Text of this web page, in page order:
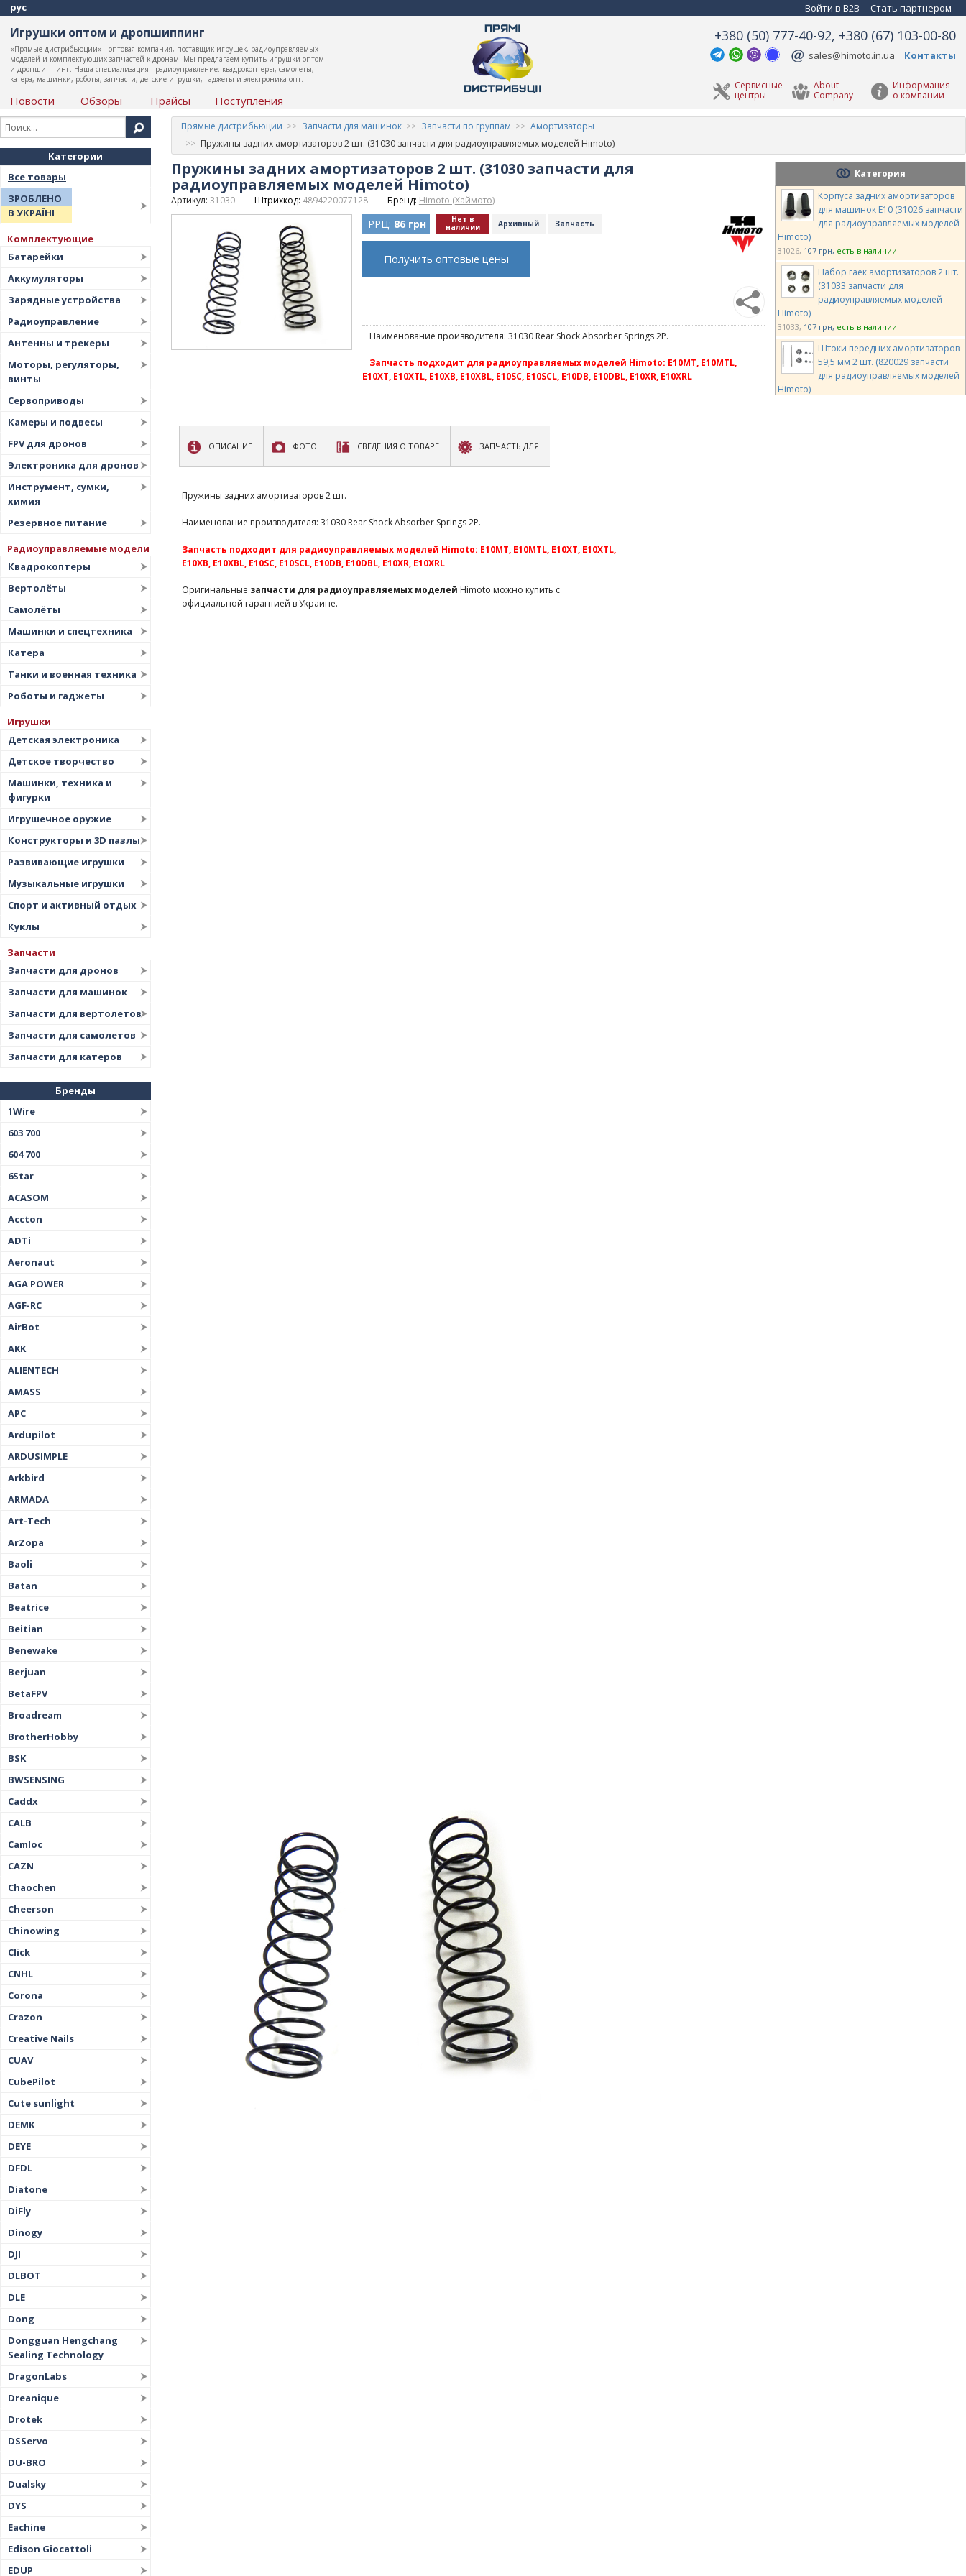
рус Войти в B2B Стать партнером
Игрушки оптом и дропшиппинг
«Прямые дистрибьюции» - оптовая компания, поставщик игрушек, радиоуправляемых
моделей и комплектующих запчастей к дронам. Мы предлагаем купить игрушки оптом
и дропшиппинг. Наша специализация - радиоуправление: квадрокоптеры, самолеты,
катера, машинки, роботы, запчасти, детские игрушки, гаджеты и электроника опт.
Новости Обзоры Прайсы Поступления
+380 (50) 777-40-92, +380 (67) 103-00-80
sales@himoto.in.ua Контакты
Информация
о компании
About
Company
Сервисные
центры
Категории
Все товары
ЗРОБЛЕНО
В УКРАЇНІ
Комплектующие
Батарейки
Аккумуляторы
Зарядные устройства
Радиоуправление
Антенны и трекеры
Моторы, регуляторы,
винты
Сервоприводы
Камеры и подвесы
FPV для дронов
Электроника для дронов
Инструмент, сумки,
химия
Резервное питание
Радиоуправляемые модели
Квадрокоптеры
Вертолёты
Самолёты
Машинки и спецтехника
Катера
Танки и военная техника
Роботы и гаджеты
Игрушки
Детская электроника
Детское творчество
Машинки, техника и
фигурки
Игрушечное оружие
Конструкторы и 3D пазлы
Развивающие игрушки
Музыкальные игрушки
Спорт и активный отдых
Куклы
Запчасти
Запчасти для дронов
Запчасти для машинок
Запчасти для вертолетов
Запчасти для самолетов
Запчасти для катеров
Бренды
1Wire
603 700
604 700
6Star
ACASOM
Accton
ADTi
Aeronaut
AGA POWER
AGF-RC
AirBot
AKK
ALIENTECH
AMASS
APC
Ardupilot
ARDUSIMPLE
Arkbird
ARMADA
Art-Tech
ArZopa
Baoli
Batan
Beatrice
Beitian
Benewake
Berjuan
BetaFPV
Broadream
BrotherHobby
BSK
BWSENSING
Caddx
CALB
Camloc
CAZN
Chaochen
Cheerson
Chinowing
Click
CNHL
Corona
Crazon
Creative Nails
CUAV
CubePilot
Cute sunlight
DEMK
DEYE
DFDL
Diatone
DiFly
Dinogy
DJI
DLBOT
DLE
Dong
Dongguan Hengchang
Sealing Technology
DragonLabs
Dreanique
Drotek
DSServo
DU-BRO
Dualsky
DYS
Eachine
Edison Giocattoli
EDUP
Прямые дистрибьюции Запчасти для машинок Запчасти по группам
Амортизаторы
Пружины задних амортизаторов 2 шт. (31030 запчасти для радиоуправляемых моделей Himoto)
Пружины задних амортизаторов 2 шт. (31030 запчасти для
радиоуправляемых моделей Himoto)
Артикул: 31030 Штрихкод: 4894220077128 Бренд: Himoto (Хаймото)
РРЦ: 86 грн Нет в
наличии Архивный Запчасть
Получить оптовые цены
Наименование производителя: 31030 Rear Shock Absorber Springs 2P.
Запчасть подходит для радиоуправляемых моделей Himoto: E10MT, E10MTL,
E10XT, E10XTL, E10XB, E10XBL, E10SC, E10SCL, E10DB, E10DBL, E10XR, E10XRL
Категория
Корпуса задних амортизаторов
для машинок E10 (31026 запчасти
для радиоуправляемых моделей
Himoto)
31026 107 грн есть в наличии
Набор гаек амортизаторов 2 шт.
(31033 запчасти для
радиоуправляемых моделей
Himoto)
31033 107 грн есть в наличии
Штоки передних амортизаторов
59,5 мм 2 шт. (820029 запчасти
для радиоуправляемых моделей
Himoto)
ОПИСАНИЕ ФОТО СВЕДЕНИЯ О ТОВАРЕ ЗАПЧАСТЬ ДЛЯ
Пружины задних амортизаторов 2 шт.
Наименование производителя: 31030 Rear Shock Absorber Springs 2P.
Запчасть подходит для радиоуправляемых моделей Himoto: E10MT, E10MTL, E10XT, E10XTL,
E10XB, E10XBL, E10SC, E10SCL, E10DB, E10DBL, E10XR, E10XRL
Оригинальные запчасти для радиоуправляемых моделей Himoto можно купить с
официальной гарантией в Украине.